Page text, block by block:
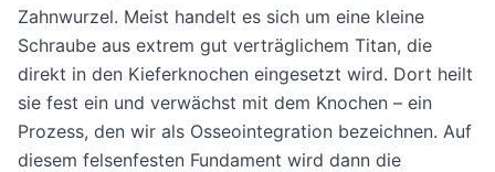
Zahnwurzel. Meist handelt es sich um eine kleine
Schraube aus extrem gut verträglichem Titan, die
direkt in den Kieferknochen eingesetzt wird. Dort heilt
sie fest ein und verwächst mit dem Knochen – ein
Prozess, den wir als Osseointegration bezeichnen. Auf
diesem felsenfesten Fundament wird dann die